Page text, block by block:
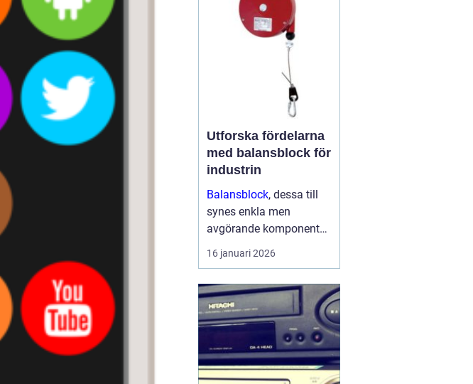
beläggning som tål höga
varvtal,...
Utforska fördelarna
med balansblock för
industrin
Balansblock, dessa till
synes enkla men
avgörande komponenter,
har länge spelat en viktig
roll inom industrin. Det
jämvikt mellan
arbetsverktyg...
16 januari 2026